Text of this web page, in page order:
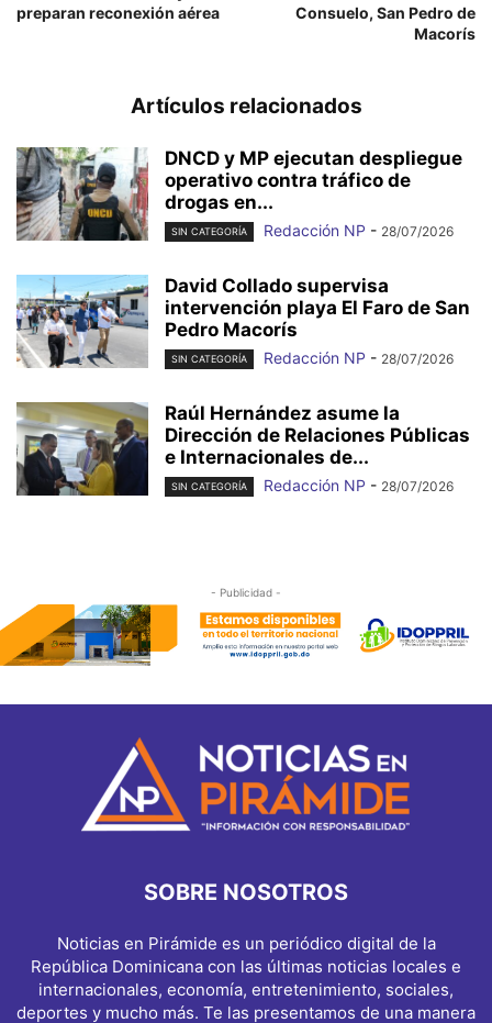
preparan reconexión aérea
Consuelo, San Pedro de
Macorís
Artículos relacionados
DNCD y MP ejecutan despliegue
operativo contra tráfico de
drogas en...
SIN CATEGORÍA Redacción NP - 28/07/2026
David Collado supervisa
intervención playa El Faro de San
Pedro Macorís
SIN CATEGORÍA Redacción NP - 28/07/2026
Raúl Hernández asume la
Dirección de Relaciones Públicas
e Internacionales de...
SIN CATEGORÍA Redacción NP - 28/07/2026
- Publicidad -
SOBRE NOSOTROS
Noticias en Pirámide es un periódico digital de la
República Dominicana con las últimas noticias locales e
internacionales, economía, entretenimiento, sociales,
deportes y mucho más. Te las presentamos de una manera